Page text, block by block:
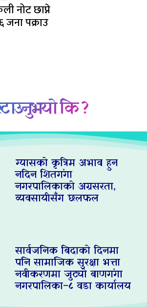
नोट छाप्ने
पक्राउ
कि ?
ग्यासको कृत्रिम अभाव हुन
नदिन शितगंगा
नगरपालिकाको अग्रसरता,
व्यवसायीसँग छलफल
सार्वजनिक बिदाको दिनमा
पनि सामाजिक सुरक्षा भत्ता
नवीकरणमा जुट्यो बाणगंगा
नगरपालिका–८ वडा कार्यालय